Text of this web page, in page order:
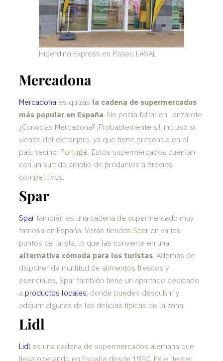
Hiperdino Express en Paseo LASAL
Mercadona
Mercadona es quizás la cadena de supermercados
más popular en España. No podía faltar en Lanzarote.
¿Conocías Mercadona? ¡Probablemente sí!, incluso si
vienes del extranjero, ya que tiene presencia en el
país vecino: Portugal. Estos supermercados cuentan
con un surtido amplio de productos a precios
competitivos.
Spar
Spar también es una cadena de supermercado muy
famosa en España. Verás tiendas Spar en varios
puntos de la isla, lo que las convierte en una
alternativa cómoda para los turistas. Además de
disponer de multitud de alimentos frescos y
esenciales, Spar también tiene un apartado dedicado
a productos locales, donde puedes descubrir y
adquirir algunas de las delicias típicas de la zona.
Lidl
Lidl es una cadena de supermercados alemana que
lleva operando en España desde 1994. Es el tercer